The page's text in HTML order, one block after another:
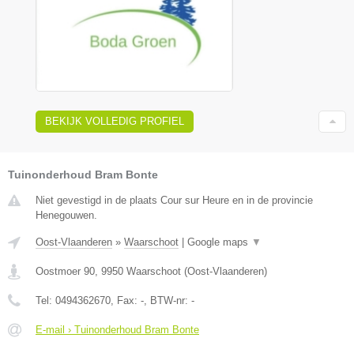
BEKIJK VOLLEDIG PROFIEL
Tuinonderhoud Bram Bonte
Niet gevestigd in de plaats Cour sur Heure en in de provincie
Henegouwen.
Oost-Vlaanderen » Waarschoot Google maps ▼
Oostmoer 90, 9950 Waarschoot (Oost-Vlaanderen)
Tel: 0494362670, Fax: -, BTW-nr: -
E-mail › Tuinonderhoud Bram Bonte